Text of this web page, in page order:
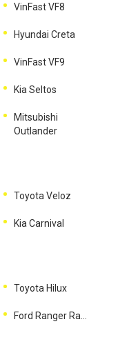
VinFast VF8
Hyundai Creta
VinFast VF9
Kia Seltos
Mitsubishi
Outlander
Toyota Veloz
Kia Carnival
Toyota Hilux